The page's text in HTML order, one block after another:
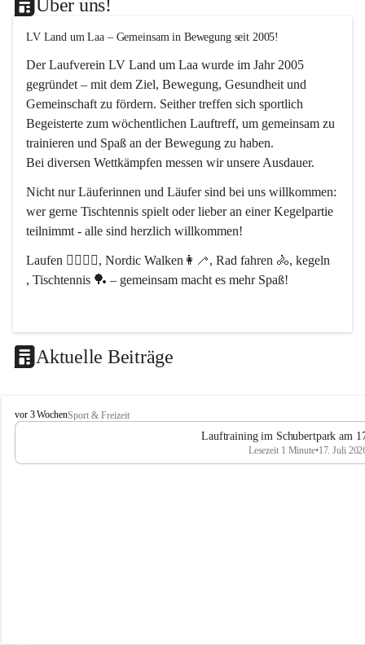
Über uns!
LV Land um Laa – Gemeinsam in Bewegung seit 2005!
Der Laufverein LV Land um Laa wurde im Jahr 2005
gegründet – mit dem Ziel, Bewegung, Gesundheit und
Gemeinschaft zu fördern. Seither treffen sich sportlich
Begeisterte zum wöchentlichen Lauftreff, um gemeinsam zu
trainieren und Spaß an der Bewegung zu haben.
Bei diversen Wettkämpfen messen wir unsere Ausdauer.
Nicht nur Läuferinnen und Läufer sind bei uns willkommen:
wer gerne Tischtennis spielt oder lieber an einer Kegelpartie
teilnimmt - alle sind herzlich willkommen!
Laufen 🏃‍♂️🏃‍♀️, Nordic Walken👩‍🦯, Rad fahren 🚴, kegeln
, Tischtennis 🏓 – gemeinsam macht es mehr Spaß!
Aktuelle Beiträge
L
V
a
vor 3 WochenSport & Freizeit
Lauftraining im Schubertpark am
Lesezeit 1 Minute•17. Juli